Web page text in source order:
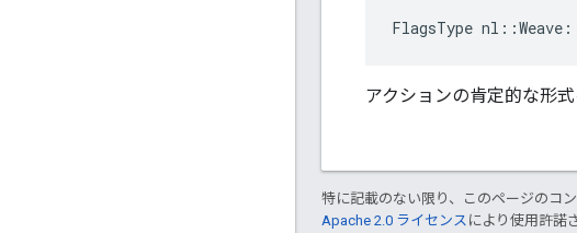
FlagsType
アクションの肯定的な形
特に記載のない限り、このページのコ
Apache 2.0 ライセンス により使用許諾